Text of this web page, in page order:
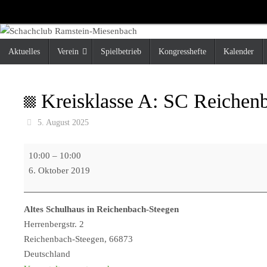
Inhalt
springen
Inhalt
Aktuelles Verein Spielbetrieb Kongresshefte Kalender
Kreisklasse A: SC
5. August 2025
Reichenbach
2
-
SC
Ramstein-
10:00 – 10:00
6. Oktober 2019
Altes Schulhaus in Reichenbach-Steegen
Herrenbergstr. 2
Reichenbach-Steegen, 66873
Deutschland